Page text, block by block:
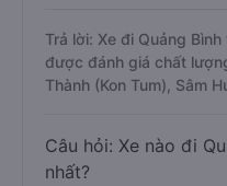
Trả lời: Xe đi Quảng
được đánh giá chất
Thành (Kon Tum), Sâm
Câu hỏi: Xe nào đi
nhất?